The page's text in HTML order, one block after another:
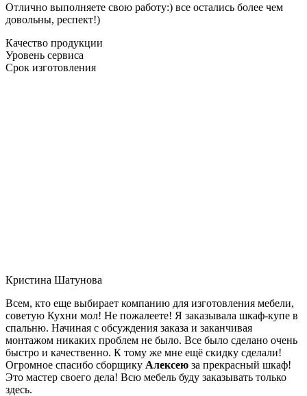
Отлично выполняете свою работу:) все остались более чем
довольны, респект!)
Качество продукции
Уровень сервиса
Срок изготовления
Кристина Шатунова
Всем, кто еще выбирает компанию для изготовления мебели,
советую Кухни мол! Не пожалеете! Я заказывала шкаф-купе в
спальню. Начиная с обсуждения заказа и заканчивая
монтажом никаких проблем не было. Все было сделано очень
быстро и качественно. К тому же мне ещё скидку сделали!
Огромное спасибо сборщику Алексею за прекрасный шкаф!
Это мастер своего дела! Всю мебель буду заказывать только
здесь.